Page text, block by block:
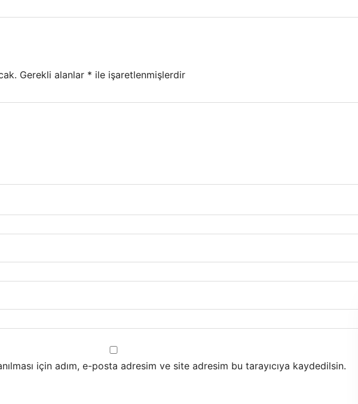
Gerekli alanlar * ile işaretlenmişlerdir
için adım, e-posta adresim ve site adresim bu tarayıcıya kaydedilsin.